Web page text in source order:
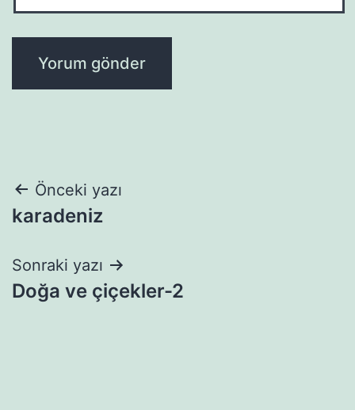
Yazı
gezinmesi
Önceki yazı
karadeniz
Sonraki yazı
Doğa ve çiçekler-2